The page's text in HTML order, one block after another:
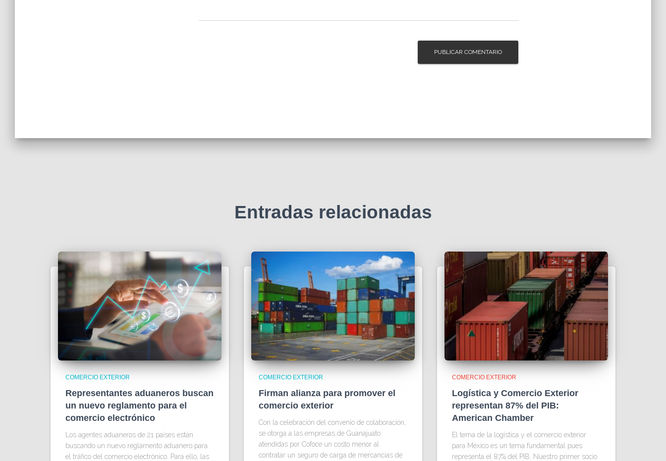
Entradas relacionadas
COMERCIO EXTERIOR
Representantes aduaneros buscan
un nuevo reglamento para el
comercio electrónico
Los agentes aduaneros de 21 países están
buscando un nuevo reglamento aduanero para
el tráfico del comercio electrónico. Para ello, las
COMERCIO EXTERIOR
Firman alianza para promover el
comercio exterior
Con la celebración del convenio de colaboración,
se otorga a las empresas de Guanajuato
atendidas por Cofoce un costo menor al
contratar un seguro de carga de mercancías de
COMERCIO EXTERIOR
Logística y Comercio Exterior
representan 87% del PIB:
American Chamber
El tema de la logística y el comercio exterior
para México es un tema fundamental pues
representa el 87% del PIB. Nuestro primer socio